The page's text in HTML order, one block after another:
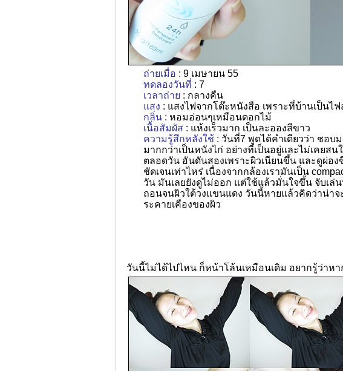
ถ่ายเมื่อ : 9 เมษายน 55
ทดลองวันที่ : 7
เวลาถ่าย : กลางคืน
แสง : แสงไฟจากโต๊ะหนังสือ เพราะที่บ้านเป็นไ
กลิ่น : หอมอ่อนๆเหมือนดอกไม้
เนื้อสัมผัส : แห้งเร็วมาก เป็นละอองสีขาว
ความรู้สึกหลังใช้ : วันที่7 พูดได้คำเดียวว่า ชอบ
มากกว่าเป็นหนังไก่ อย่างที่เป็นอยู่และไม่เคยส
ตลอดวัน อันดันสองเพราะผิวเนียนขึ้น และดูผ่อ
ชัดเจนเท่าไหร่ เนื่องจากกล้องเรามันเป็น
วัน มันเลยยังดูไม่ออก แต่ใช้แล้วมั่นใจขึ้น จับเล่
ถอนจนผิวใต้วงแขนแดง วันนี้หายแล้วคิดว่าน่าจ
ระคายเคืองของผิว
วันนี้ไม่ได้ไปไหน ก็หน้าโล้นเหมือนเดิม อยากรู้ว่าหา